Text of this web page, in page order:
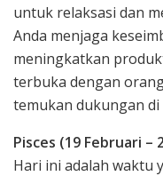
untuk relaksasi dan
Anda menjaga
meningkatkan
terbuka dengan
temukan dukungan di
Pisces (19 Februari –
Hari ini adalah waktu